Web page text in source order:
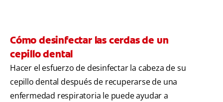
Cómo desinfectar las cerdas de un
cepillo dental
Hacer el esfuerzo de desinfectar la cabeza de su
cepillo dental después de recuperarse de una
enfermedad respiratoria le puede ayudar a